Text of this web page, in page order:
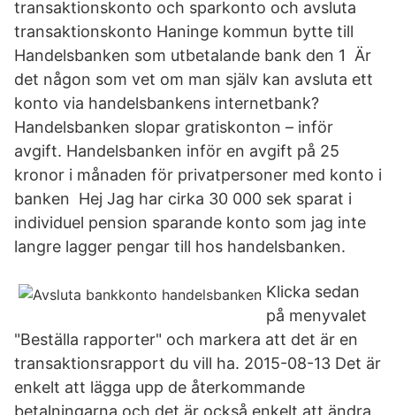
transaktionskonto och sparkonto och avsluta
transaktionskonto Haninge kommun bytte till
Handelsbanken som utbetalande bank den 1 Är
det någon som vet om man själv kan avsluta ett
konto via handelsbankens internetbank?
Handelsbanken slopar gratiskonton – inför
avgift. Handelsbanken inför en avgift på 25
kronor i månaden för privatpersoner med konto i
banken Hej Jag har cirka 30 000 sek sparat i
individuel pension sparande konto som jag inte
langre lagger pengar till hos handelsbanken.
Klicka sedan
på menyvalet
"Beställa rapporter" och markera att det är en
transaktionsrapport du vill ha. 2015-08-13 Det är
enkelt att lägga upp de återkommande
betalningarna och det är också enkelt att ändra